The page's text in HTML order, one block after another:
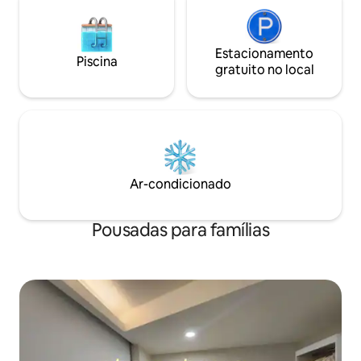
cama premium de penas de ganso (95%
ou superior) no nível de um hotel 5
estrelas Uma acomodação premium
localizada em uma área residencial
galerias sensacionais de Hongdae, mas
mais alta satisfação em limpeza, gestão
aeroporto para hóspedes que ficam 4
noites ou mais Serviço gratuito de
hóspedes que ficam 5 noites ou mais
Torre 419,
Dosanse, 30
4 da Estação de
Há um ponto de
acomodação, e é
Mulheres de
Piscina
Estacionamento
gratuito no local
Ar-condicionado
Pousadas para famílias